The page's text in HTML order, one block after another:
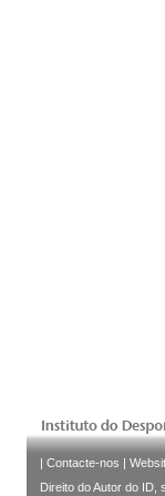
Contacte-nos
Direito do Autor do ID,